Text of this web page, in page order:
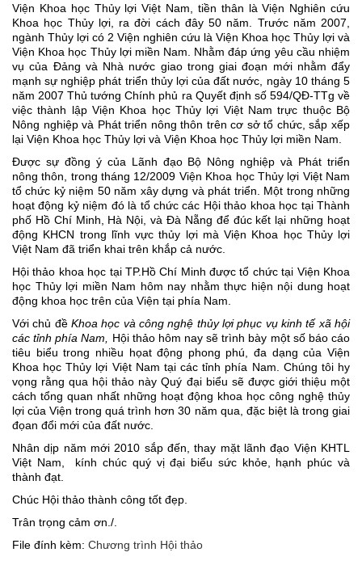
Viện Khoa học Thủy lợi Việt Nam , tiền thân là Viện Nghiên cứu
Khoa học Thủy lợi, ra đời cách đây 50 năm. Trước năm 2007,
ngành Thủy lợi có 2 Viện nghiên cứu là Viện Khoa học Thủy lợi và
Viện Khoa học Thủy lợi miền Nam . Nhằm đáp ứng yêu cầu nhiệm
vụ của Đảng và Nhà nước giao trong giai đoạn mới nhằm đẩy
mạnh sự nghiệp phát triển thủy lợi của đất nước, ngày 10 tháng 5
năm 2007 Thủ tướng Chính phủ ra Quyết định số 594/QĐ-TTg về
việc thành lập Viện Khoa học Thủy lợi Việt Nam trực thuộc Bộ
Nông nghiệp và Phát triển nông thôn trên cơ sở tổ chức, sắp xếp
lại Viện Khoa học Thủy lợi và Viện Khoa học Thủy lợi miền Nam.
Được sự đồng ý của Lãnh đạo Bộ Nông nghiệp và Phát triển
nông thôn, trong tháng 12/2009 Viện Khoa học Thủy lợi Việt Nam
tổ chức kỷ niệm 50 năm xây dựng và phát triển. Một trong những
hoạt động kỷ niệm đó là tổ chức các Hội thảo khoa học tại Thành
phố Hồ Chí Minh, Hà Nội, và Đà Nẵng để đúc kết lại những hoạt
động KHCN trong lĩnh vực thủy lợi mà Viện Khoa học Thủy lợi
Việt Nam đã triển khai trên khắp cả nước.
Hội thảo khoa học tại TP.Hồ Chí Minh được tổ chức tại Viện Khoa
học Thủy lợi miền Nam hôm nay nhằm thực hiện nội dung hoạt
động khoa học trên của Viện tại phía Nam
Với chủ đề Khoa học và công nghệ thủy lợi phục vụ kinh tế xã hội
các tỉnh phía Nam, Hội thảo hôm nay sẽ trình bày một số báo cáo
tiêu biểu trong nhiều họat động phong phú, đa dạng của Viện
Khoa học Thủy lợi Việt Nam tại các tỉnh phía Nam. Chúng tôi hy
vọng rằng qua hội thảo này Quý đại biểu sẽ được giới thiệu một
cách tổng quan nhất những hoạt động khoa học công nghệ thủy
lợi của Viện trong quá trình hơn 30 năm qua, đặc biệt là trong giai
đọan đổi mới của đất nước.
Nhân dịp năm mới 2010 sắp đến, thay mặt lãnh đạo Viện KHTL
Việt Nam, kính chúc quý vị đại biểu sức khỏe, hạnh phúc và
thành đạt.
Chúc Hội thảo thành công tốt đẹp.
Trân trọng cảm ơn./.
File đính kèm: Chương trình Hội thảo